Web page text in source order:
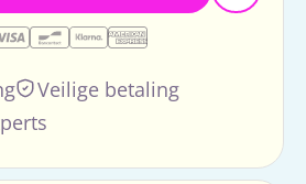
Veilige betaling